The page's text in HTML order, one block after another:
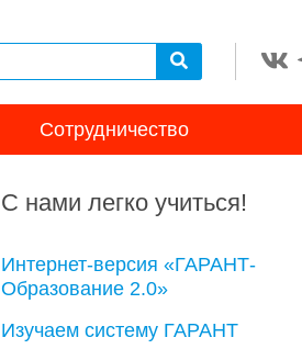
Сотрудничество
С нами легко учиться!
Интернет-версия «ГАРАНТ-
Образование 2.0»
Изучаем систему ГАРАНТ